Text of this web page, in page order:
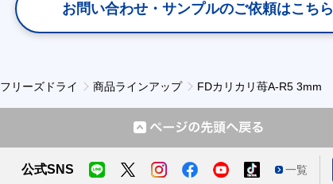
お問い合わせ・サンプルのご依頼はこちら
フリーズドライ 商品ラインアップ FDカリカリ苺A-R5 3mm
公式SNS 一覧